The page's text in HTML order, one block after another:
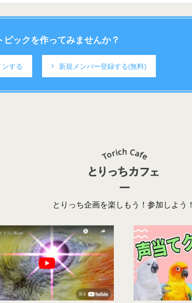
ピックを作ってみませんか？
ンする 新規メンバー登録する(無料)
とりっち企画を楽しもう！参加しよう！